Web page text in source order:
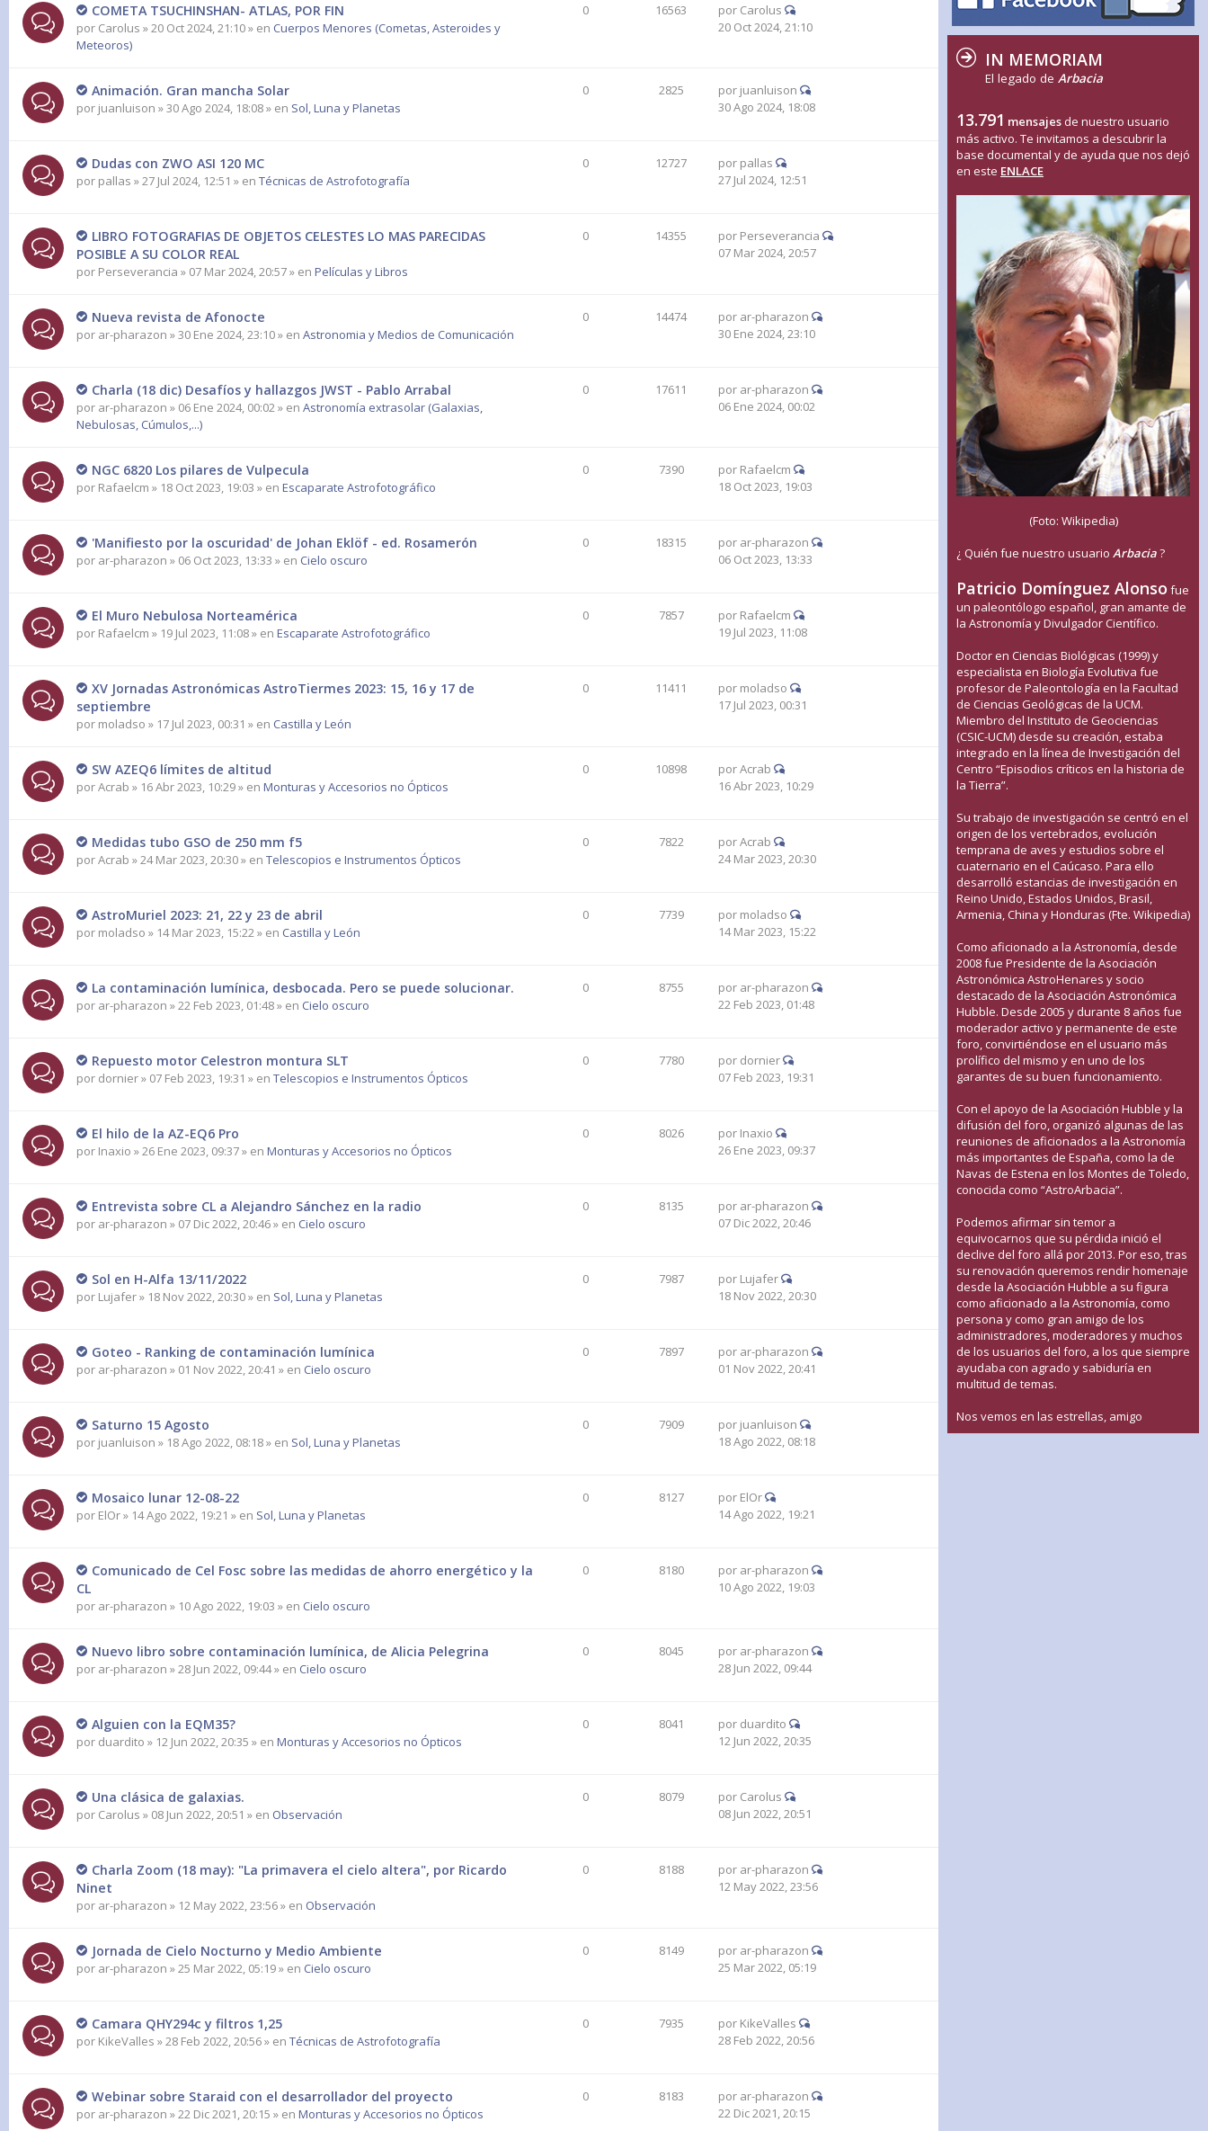
COMETA TSUCHINSHAN- ATLAS, POR FIN
por Carolus » 20 Oct 2024, 21:10 » en Cuerpos Menores (Cometas, Asteroides y
Meteoros)
0 16563 por Carolus
20 Oct 2024, 21:10
Animación. Gran mancha Solar
por juanluison » 30 Ago 2024, 18:08 » en Sol, Luna y Planetas
0 2825 por juanluison
30 Ago 2024, 18:08
Dudas con ZWO ASI 120 MC
por pallas » 27 Jul 2024, 12:51 » en Técnicas de Astrofotografía
0 12727 por pallas
27 Jul 2024, 12:51
LIBRO FOTOGRAFIAS DE OBJETOS CELESTES LO MAS PARECIDAS
POSIBLE A SU COLOR REAL
por Perseverancia » 07 Mar 2024, 20:57 » en Películas y Libros
0 14355 por Perseverancia
07 Mar 2024, 20:57
Nueva revista de Afonocte
por ar-pharazon » 30 Ene 2024, 23:10 » en Astronomia y Medios de Comunicación
0 14474 por ar-pharazon
30 Ene 2024, 23:10
Charla (18 dic) Desafíos y hallazgos JWST - Pablo Arrabal
por ar-pharazon » 06 Ene 2024, 00:02 » en Astronomía extrasolar (Galaxias,
Nebulosas, Cúmulos,...)
0 17611 por ar-pharazon
06 Ene 2024, 00:02
NGC 6820 Los pilares de Vulpecula
por Rafaelcm » 18 Oct 2023, 19:03 » en Escaparate Astrofotográfico
0 7390 por Rafaelcm
18 Oct 2023, 19:03
'Manifiesto por la oscuridad' de Johan Eklöf - ed. Rosamerón
por ar-pharazon » 06 Oct 2023, 13:33 » en Cielo oscuro
0 18315 por ar-pharazon
06 Oct 2023, 13:33
El Muro Nebulosa Norteamérica
por Rafaelcm » 19 Jul 2023, 11:08 » en Escaparate Astrofotográfico
0 7857 por Rafaelcm
19 Jul 2023, 11:08
XV Jornadas Astronómicas AstroTiermes 2023: 15, 16 y 17 de
septiembre
por moladso » 17 Jul 2023, 00:31 » en Castilla y León
0 11411 por moladso
17 Jul 2023, 00:31
SW AZEQ6 límites de altitud
porAcrab » 16 Abr 2023, 10:29 » en Monturas y Accesorios no Ópticos
0 10898 porAcrab
16 Abr 2023, 10:29
Medidas tubo GSO de 250 mm f5
porAcrab » 24 Mar 2023, 20:30 » en Telescopios e Instrumentos Ópticos
0 7822 porAcrab
24 Mar 2023, 20:30
AstroMuriel 2023: 21, 22 y 23 de abril
por moladso » 14 Mar 2023, 15:22 » en Castilla y León
0 7739 por moladso
14 Mar 2023, 15:22
La contaminación lumínica, desbocada. Pero se puede solucionar.
por ar-pharazon » 22 Feb 2023, 01:48 » en Cielo oscuro
0 8755 por ar-pharazon
22 Feb 2023, 01:48
Repuesto motor Celestron montura SLT
por dornier» 07 Feb 2023, 19:31 » en Telescopios e Instrumentos Ópticos
0 7780 por dornier
07 Feb 2023, 19:31
El hilo de la AZ-EQ6 Pro
por Inaxio » 26 Ene 2023, 09:37 » en Monturas y Accesorios no Ópticos
0 8026 por Inaxio
26 Ene 2023, 09:37
Entrevista sobre CL a Alejandro Sánchez en la radio
por ar-pharazon » 07 Dic 2022, 20:46 » en Cielo oscuro
0 8135 por ar-pharazon
07 Dic 2022, 20:46
Sol en H-Alfa 13/11/2022
por Lujafer» 18 Nov 2022, 20:30 » en Sol, Luna y Planetas
0 7987 por Lujafer
18 Nov 2022, 20:30
Goteo - Ranking de contaminación lumínica
por ar-pharazon » 01 Nov 2022, 20:41 » en Cielo oscuro
0 7897 por ar-pharazon
01 Nov 2022, 20:41
Saturno 15 Agosto
por juanluison » 18 Ago 2022, 08:18 » en Sol, Luna y Planetas
0 7909 por juanluison
18 Ago 2022, 08:18
Mosaico lunar 12-08-22
por ElOr» 14 Ago 2022, 19:21 » en Sol, Luna y Planetas
0 8127 por ElOr
14 Ago 2022, 19:21
Comunicado de Cel Fosc sobre las medidas de ahorro energético y la
CL
por ar-pharazon » 10 Ago 2022, 19:03 » en Cielo oscuro
0 8180 por ar-pharazon
10 Ago 2022, 19:03
Nuevo libro sobre contaminación lumínica, de Alicia Pelegrina
por ar-pharazon » 28 Jun 2022, 09:44 » en Cielo oscuro
0 8045 por ar-pharazon
28 Jun 2022, 09:44
Alguien con la EQM35?
por duardito » 12 Jun 2022, 20:35 » en Monturas y Accesorios no Ópticos
0 8041 por duardito
12 Jun 2022, 20:35
Una clásica de galaxias.
por Carolus » 08 Jun 2022, 20:51 » en Observación
0 8079 por Carolus
08 Jun 2022, 20:51
Charla Zoom (18 may): "La primavera el cielo altera", por Ricardo
Ninet
por ar-pharazon » 12 May 2022, 23:56 » en Observación
0 8188 por ar-pharazon
12 May 2022, 23:56
Jornada de Cielo Nocturno y Medio Ambiente
por ar-pharazon » 25 Mar 2022, 05:19 » en Cielo oscuro
0 8149 por ar-pharazon
25 Mar 2022, 05:19
Camara QHY294c y filtros 1,25
por KikeValles » 28 Feb 2022, 20:56 » en Técnicas de Astrofotografía
0 7935 por KikeValles
28 Feb 2022, 20:56
Webinar sobre Staraid con el desarrollador del proyecto
por ar-pharazon » 22 Dic 2021, 20:15 » en Monturas y Accesorios no Ópticos
0 8183 por ar-pharazon
22 Dic 2021, 20:15
IN MEMORIAM
El legado de Arbacia
13.791 mensajes de nuestro usuario
más activo. Te invitamos a descubrir la
base documental y de ayuda que nos dejó
en este ENLACE
(Foto: Wikipedia)
¿ Quién fue nuestro usuario Arbacia?
Patricio Domínguez Alonso fue
un paleontólogo español, gran amante de
la Astronomía y Divulgador Científico.
Doctor en Ciencias Biológicas (1999) y
especialista en Biología Evolutiva fue
profesor de Paleontología en la Facultad
de Ciencias Geológicas de la UCM.
Miembro del Instituto de Geociencias
(CSIC-UCM) desde su creación, estaba
integrado en la línea de Investigación del
Centro “Episodios críticos en la historia de
la Tierra”.
Su trabajo de investigación se centró en el
origen de los vertebrados, evolución
temprana de aves y estudios sobre el
cuaternario en el Caúcaso. Para ello
desarrolló estancias de investigación en
Reino Unido, Estados Unidos, Brasil,
Armenia, China y Honduras (Fte. Wikipedia)
Como aficionado a la Astronomía, desde
2008 fue Presidente de la Asociación
Astronómica AstroHenares y socio
destacado de la Asociación Astronómica
Hubble. Desde 2005 y durante 8 años fue
moderador activo y permanente de este
foro, convirtiéndose en el usuario más
prolífico del mismo y en uno de los
garantes de su buen funcionamiento.
Con el apoyo de la Asociación Hubble y la
difusión del foro, organizó algunas de las
reuniones de aficionados a la Astronomía
más importantes de España, como la de
Navas de Estena en los Montes de Toledo,
conocida como “AstroArbacia”.
Podemos afirmar sin temor a
equivocarnos que su pérdida inició el
declive del foro allá por 2013. Por eso, tras
su renovación queremos rendir homenaje
desde la Asociación Hubble a su figura
como aficionado a la Astronomía, como
persona y como gran amigo de los
administradores, moderadores y muchos
de los usuarios del foro, a los que siempre
ayudaba con agrado y sabiduría en
multitud de temas.
Nos vemos en las estrellas, amigo